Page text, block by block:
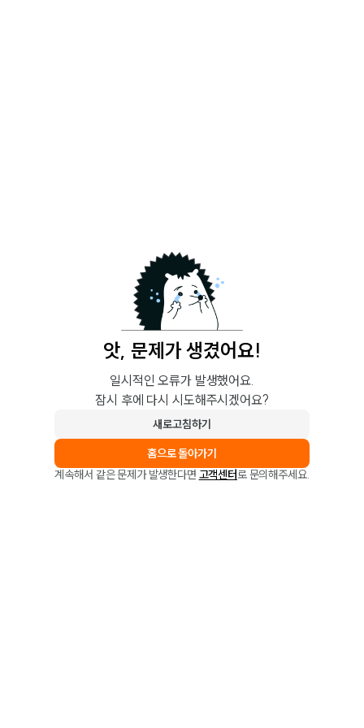
앗, 문제가 생겼어요!
일시적인 오류가 발생했어요.
잠시 후에 다시 시도해주시겠어요?
새로고침하기
홈으로 돌아가기
계속해서 같은 문제가 발생한다면 고객센터로 문의해주세요.